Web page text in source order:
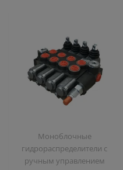
Моноблочные
гидрораспределители с
ручным управлением